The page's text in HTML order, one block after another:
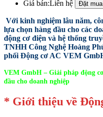
Giá bán:Liên hệ
Với kinh nghiệm lâu năm,
lựa chọn hàng đầu cho các
động cơ điện và hệ thống
TNHH Công Nghệ Hoàng
phối Động cơ AC VEM
VEM GmbH – Giải pháp động
đầu cho doanh nghiệp
* Giới thiệu về